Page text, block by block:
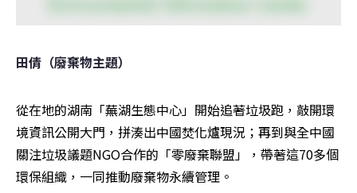
田倩（廢棄物主題）
從在地的湖南「蕪湖生態中心」開始追著垃圾跑，敲開環
境資訊公開大門，拼湊出中國焚化爐現況；再到與全中國
關注垃圾議題NGO合作的「零廢棄聯盟」，帶著這70多個
環保組織，一同推動廢棄物永續管理。